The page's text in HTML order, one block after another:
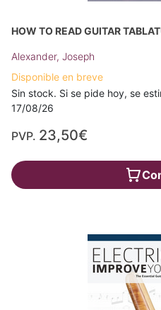
HOW TO READ GUITAR
Alexander, Joseph
Disponible en breve
Sin stock. Si se pide hoy, se
17/08/26
PVP. 23,50€